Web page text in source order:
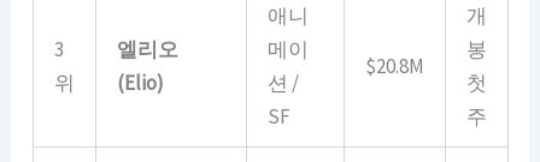
3
위
엘리오
(Elio)
애니
메이
션 /
SF
$20.8M
개
봉
첫
주